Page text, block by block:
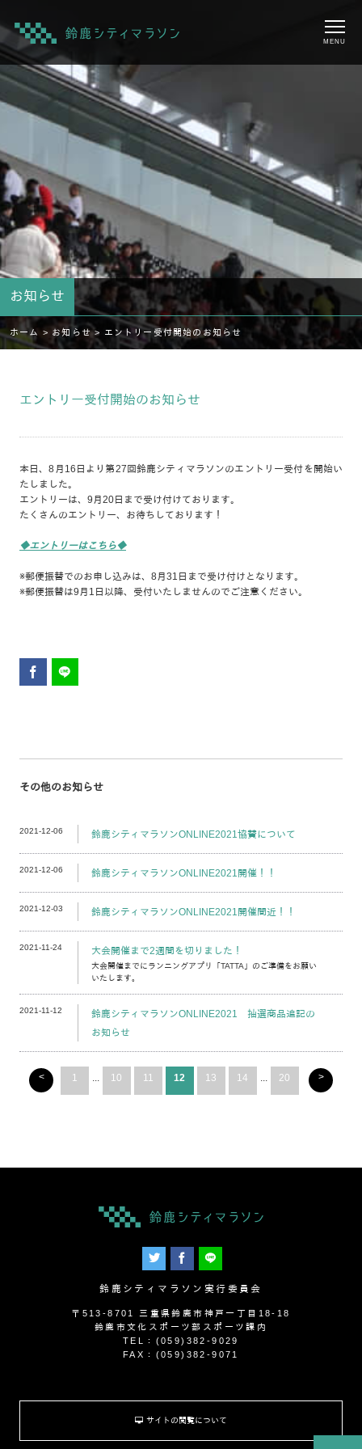
MENU
お知らせ
ホーム > お知らせ > エントリー受付開始のお知らせ
エントリー受付開始のお知らせ
本日、8月16日より第27回鈴鹿シティマラソンのエントリー受付を開始い
たしました。
エントリーは、9月20日まで受け付けております。
たくさんのエントリー、お待ちしております！
◆エントリーはこちら◆
※郵便振替でのお申し込みは、8月31日まで受け付けとなります。
※郵便振替は9月1日以降、受付いたしませんのでご注意ください。
その他のお知らせ
2021-12-06 鈴鹿シティマラソンONLINE2021協賛について
2021-12-06 鈴鹿シティマラソンONLINE2021開催！！
2021-12-03 鈴鹿シティマラソンONLINE2021開催間近！！
2021-11-24 大会開催まで2週間を切りました！
大会開催までにランニングアプリ「TATTA」のご準備をお願い
いたします。
2021-11-12
鈴鹿シティマラソンONLINE2021 抽選商品追記の
お知らせ
< 1 ... 10 11 12 13 14 ... 20 >
鈴鹿シティマラソン実行委員会
〒513-8701 三重県鈴鹿市神戸一丁目18-18
鈴鹿市文化スポーツ部スポーツ課内
TEL：(059)382-9029
FAX：(059)382-9071
サイトの閲覧について